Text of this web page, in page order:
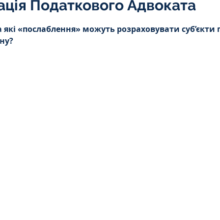
Інтелектуальна власність
Податкового Адвоката
«послаблення» можуть розраховувати